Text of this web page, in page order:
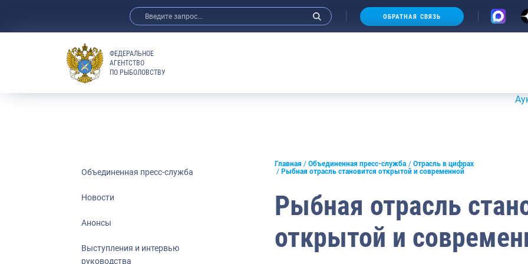
Анонсы
Выставки и конференции
Рыбоохрана России
ОБРАТНАЯ СВЯЗЬ
ФЕДЕРАЛЬНОЕ
АГЕНТСТВО
ПО РЫБОЛОВСТВУ
Аукционы 20-
Объединенная пресс-служба
Новости
Анонсы
Выступления и интервью
руководства
Главная Объединенная пресс-служба
Отрасль в цифрах
Рыбная отрасль становится открытой и современной
Рыбная отрасль
открытой и